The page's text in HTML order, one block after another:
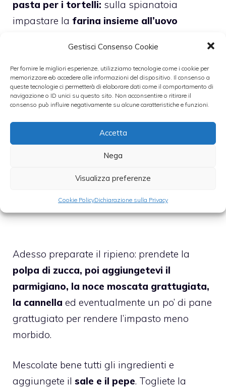
Gestisci Consenso Cookie
Per fornire le migliori esperienze, utilizziamo tecnologie come i cookie per
memorizzare e/o accedere alle informazioni del dispositivo. Il consenso a
queste tecnologie ci permetterà di elaborare dati come il comportamento di
navigazione o ID unici su questo sito. Non acconsentire o ritirare il
consenso può influire negativamente su alcune caratteristiche e funzioni.
Accetta
Nega
Visualizza preferenze
Cookie PolicyDichiarazione sulla Privacy
pasta per i tortelli: sulla spianatoia
impastare la farina insieme all’uovo
composto fino a quando non avrete ottenuto
uncomposto omogeneo ed elastico.
Avvolgete l’impasto nella pellicola
trasparente e lasciatela riposare per circa
Adesso preparate il ripieno: prendete la
polpa di zucca, poi aggiungetevi il
parmigiano, la noce moscata grattugiata,
la cannella ed eventualmente un po’ di pane
grattugiato per rendere l’impasto meno
morbido.
Mescolate bene tutti gli ingredienti e
aggiungete il sale e il pepe. Togliete la